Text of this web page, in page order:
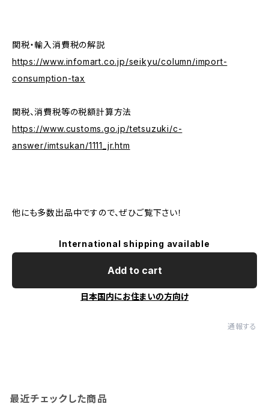
関税・輸入消費税の解説
https://www.infomart.co.jp/seikyu/column/import-
consumption-tax
関税、消費税等の税額計算方法
https://www.customs.go.jp/tetsuzuki/c-
answer/imtsukan/1111_jr.htm
他にも多数出品中ですので、ぜひご覧下さい！
International shipping available
Add to cart
日本国内にお住まいの方向け
通報する
最近チェックした商品